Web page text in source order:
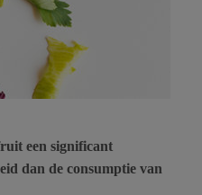
een significant
dan de consumptie van